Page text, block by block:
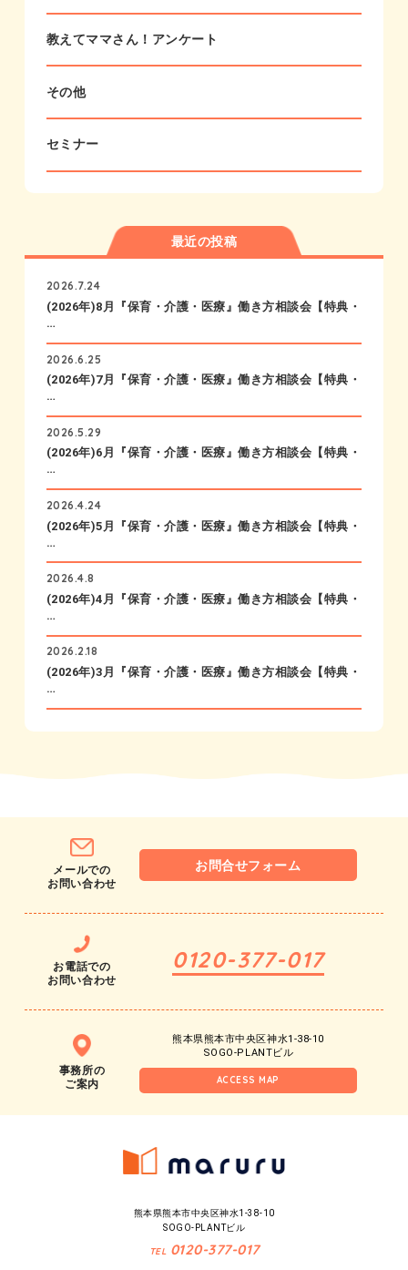
教えてママさん！アンケート
その他
セミナー
最近の投稿
2026.7.24
(2026年)8月『保育・介護・医療』働き方相談会【特典・
…
2026.6.25
(2026年)7月『保育・介護・医療』働き方相談会【特典・
…
2026.5.29
(2026年)6月『保育・介護・医療』働き方相談会【特典・
…
2026.4.24
(2026年)5月『保育・介護・医療』働き方相談会【特典・
…
2026.4.8
(2026年)4月『保育・介護・医療』働き方相談会【特典・
…
2026.2.18
(2026年)3月『保育・介護・医療』働き方相談会【特典・
…
メールでの
お問い合わせ
お問合せフォーム
お電話での
お問い合わせ
0120-377-017
事務所の
ご案内
ACCESS MAP
熊本県熊本市中央区神水1-38-10
SOGO-PLANTビル
熊本県熊本市中央区神水1-38-10
SOGO-PLANTビル
TEL 0120-377-017